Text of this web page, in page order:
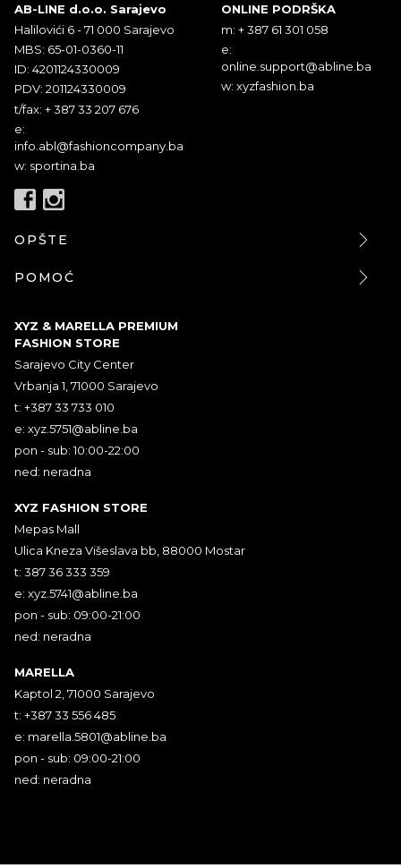
AB-LINE d.o.o. Sarajevo
Halilovići 6 - 71 000 Sarajevo
MBS: 65-01-0360-11
ID: 4201124330009
PDV: 201124330009
t/fax: + 387 33 207 676
e:
info.abl@fashioncompany.ba
w: sportina.ba
ONLINE PODRŠKA
m: + 387 61 301 058
e:
online.support@abline.ba
w: xyzfashion.ba
OPŠTE
POMOĆ
XYZ & MARELLA PREMIUM
FASHION STORE
Sarajevo City Center
Vrbanja 1, 71000 Sarajevo
t: +387 33 733 010
e: xyz.5751@abline.ba
pon - sub: 10:00-22:00
ned: neradna
XYZ FASHION STORE
Mepas Mall
Ulica Kneza Višeslava bb, 88000 Mostar
t: 387 36 333 359
e: xyz.5741@abline.ba
pon - sub: 09:00-21:00
ned: neradna
MARELLA
Kaptol 2, 71000 Sarajevo
t: +387 33 556 485
e: marella.5801@abline.ba
pon - sub: 09:00-21:00
ned: neradna